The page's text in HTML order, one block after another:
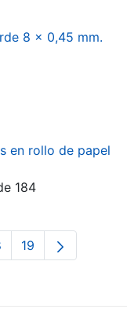
8 x 0,45 mm.
en rollo de papel
184
Use TAB para
Página
19